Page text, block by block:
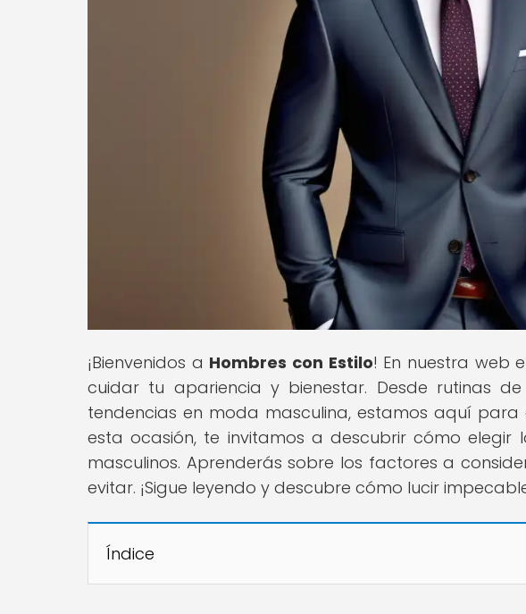
¡Bienvenidos a Hombres con Estilo! En nuestra web
cuidar tu apariencia y bienestar. Desde rutinas
tendencias en moda masculina, estamos aquí
esta ocasión, te invitamos a descubrir cómo
masculinos. Aprenderás sobre los factores a
evitar. ¡Sigue leyendo y descubre cómo lucir
Índice